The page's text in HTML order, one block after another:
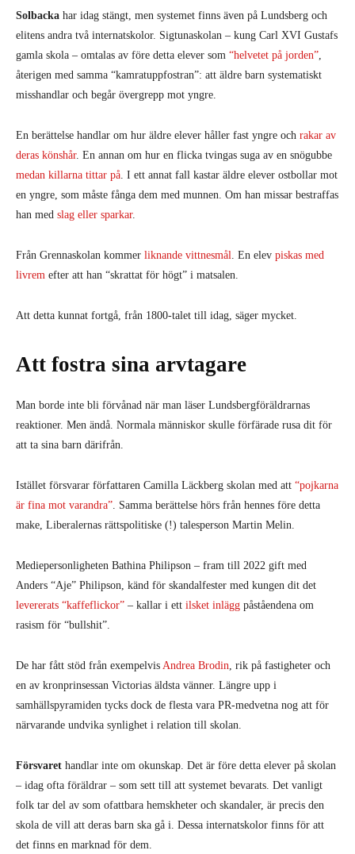
Solbacka har idag stängt, men systemet finns även på Lundsberg och
elitens andra två internatskolor. Sigtunaskolan – kung Carl XVI Gustafs
gamla skola – omtalas av före detta elever som “helvetet på jorden”,
återigen med samma “kamratuppfostran”: att äldre barn systematiskt
misshandlar och begår övergrepp mot yngre.
En berättelse handlar om hur äldre elever håller fast yngre och rakar av
deras könshår. En annan om hur en flicka tvingas suga av en snögubbe
medan killarna tittar på. I ett annat fall kastar äldre elever ostbollar mot
en yngre, som måste fånga dem med munnen. Om han missar bestraffas
han med slag eller sparkar.
Från Grennaskolan kommer liknande vittnesmål. En elev piskas med
livrem efter att han “skrattat för högt” i matsalen.
Att detta kunnat fortgå, från 1800-talet till idag, säger mycket.
Att fostra sina arvtagare
Man borde inte bli förvånad när man läser Lundsbergföräldrarnas
reaktioner. Men ändå. Normala människor skulle förfärade rusa dit för
att ta sina barn därifrån.
Istället försvarar författaren Camilla Läckberg skolan med att “pojkarna
är fina mot varandra”. Samma berättelse hörs från hennes före detta
make, Liberalernas rättspolitiske (!) talesperson Martin Melin.
Mediepersonligheten Bathina Philipson – fram till 2022 gift med
Anders “Aje” Philipson, känd för skandalfester med kungen dit det
levererats “kaffeflickor” – kallar i ett ilsket inlägg påståendena om
rasism för “bullshit”.
De har fått stöd från exempelvis Andrea Brodin, rik på fastigheter och
en av kronprinsessan Victorias äldsta vänner. Längre upp i
samhällspyramiden tycks dock de flesta vara PR-medvetna nog att för
närvarande undvika synlighet i relation till skolan.
Försvaret handlar inte om okunskap. Det är före detta elever på skolan
– idag ofta föräldrar – som sett till att systemet bevarats. Det vanligt
folk tar del av som ofattbara hemskheter och skandaler, är precis den
skola de vill att deras barn ska gå i. Dessa internatskolor finns för att
det finns en marknad för dem.